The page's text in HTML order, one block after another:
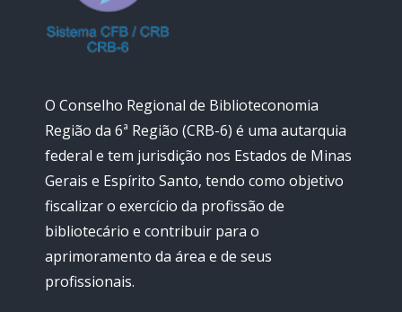
O Conselho Regional de Biblioteconomia
Região da 6ª Região (CRB-6) é uma autarquia
federal e tem jurisdição nos Estados de Minas
Gerais e Espírito Santo, tendo como objetivo
fiscalizar o exercício da profissão de
bibliotecário e contribuir para o
aprimoramento da área e de seus
profissionais.